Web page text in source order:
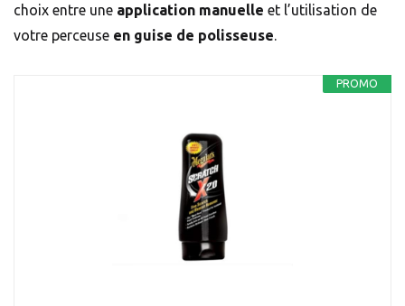
choix entre une application manuelle et l’utilisation de
votre perceuse en guise de polisseuse.
PROMO